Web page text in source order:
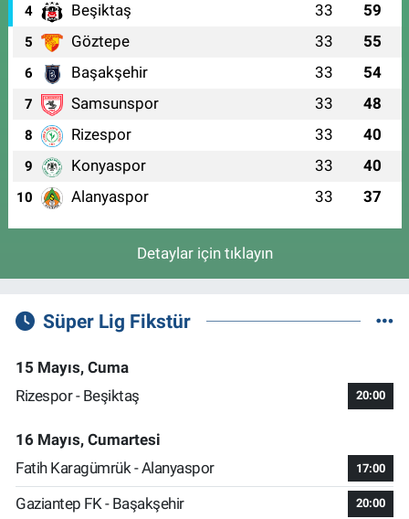
4 Beşiktaş 33 59
5 Göztepe 33 55
6 Başakşehir 33 54
7 Samsunspor 33 48
8 Rizespor 33 40
9 Konyaspor 33 40
10 Alanyaspor 33 37
Detaylar için tıklayın
Süper Lig Fikstür
15 Mayıs, Cuma
Rizespor - Beşiktaş
20:00
16 Mayıs, Cumartesi
Fatih Karagümrük - Alanyaspor
17:00
Gaziantep FK - Başakşehir 20:00